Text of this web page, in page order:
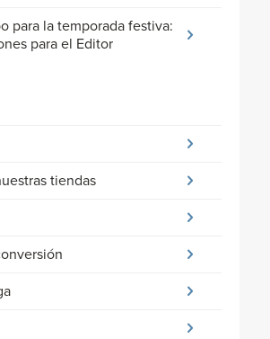
para la temporada festiva:
para el Editor
tiendas